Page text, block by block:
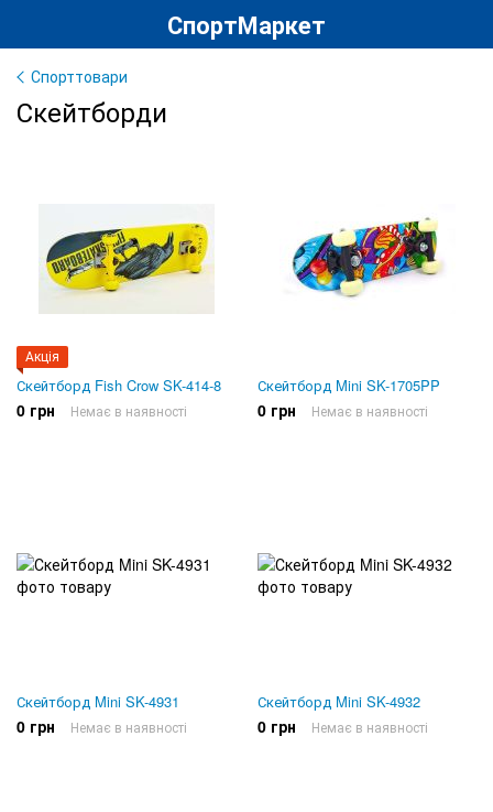
СпортМаркет
Спорттовари
Скейтборди
Акція
Скейтборд Fish Crow SK-414-8
0 грн Немає в наявності
Скейтборд Mini SK-1705PP
0 грн Немає в наявності
Скейтборд Mini SK-4931
0 грн Немає в наявності
Скейтборд Mini SK-4932
0 грн Немає в наявності